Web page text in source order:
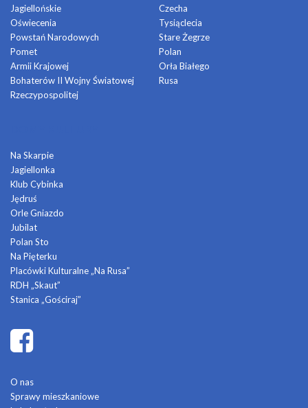
Jagiellońskie
Oświecenia
Powstań Narodowych
Pomet
Armii Krajowej
Bohaterów II Wojny Światowej
Rzeczypospolitej
Czecha
Tysiąclecia
Stare Żegrze
Polan
Orła Białego
Rusa
Na Skarpie
Jagiellonka
Klub Cybinka
Jędruś
Orle Gniazdo
Jubilat
Polan Sto
Na Pięterku
Placówki Kulturalne „Na Rusa”
RDH „Skaut”
Stanica „Gościraj”
O nas
Sprawy mieszkaniowe